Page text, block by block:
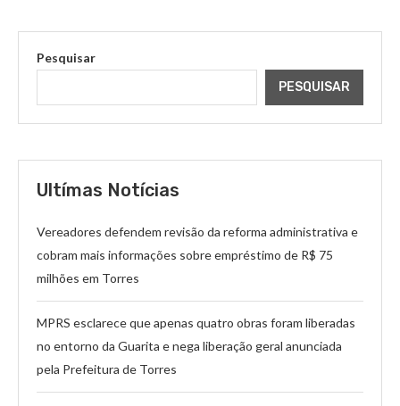
Pesquisar
PESQUISAR
Ultímas Notícias
Vereadores defendem revisão da reforma administrativa e
cobram mais informações sobre empréstimo de R$ 75
milhões em Torres
MPRS esclarece que apenas quatro obras foram liberadas
no entorno da Guarita e nega liberação geral anunciada
pela Prefeitura de Torres